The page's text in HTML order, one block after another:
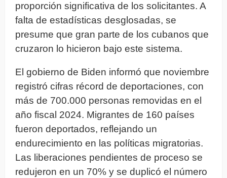
proporción significativa de los solicitantes. A
falta de estadísticas desglosadas, se
presume que gran parte de los cubanos que
cruzaron lo hicieron bajo este sistema.
El gobierno de Biden informó que noviembre
registró cifras récord de deportaciones, con
más de 700.000 personas removidas en el
año fiscal 2024. Migrantes de 160 países
fueron deportados, reflejando un
endurecimiento en las políticas migratorias.
Las liberaciones pendientes de proceso se
redujeron en un 70% y se duplicó el número